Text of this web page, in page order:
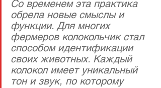
Со временем эта практика
обрела новые смыслы и
функции. Для многих
фермеров колокольчик стал
способом идентификации
своих животных. Каждый
колокол имеет уникальный
тон и звук, по которому